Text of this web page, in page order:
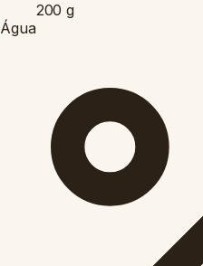
200 g
Água